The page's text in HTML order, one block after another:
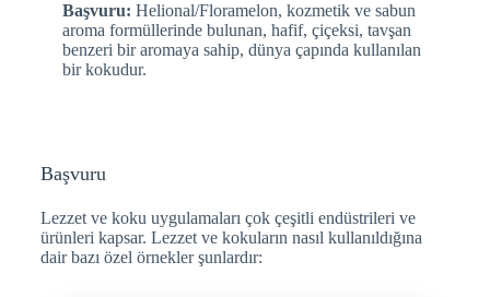
Başvuru: Helional/Floramelon, kozmetik ve sabun
aroma formüllerinde bulunan, hafif, çiçeksi, tavşan
benzeri bir aromaya sahip, dünya çapında kullanılan
bir kokudur.
Başvuru
Lezzet ve koku uygulamaları çok çeşitli endüstrileri ve
ürünleri kapsar. Lezzet ve kokuların nasıl kullanıldığına
dair bazı özel örnekler şunlardır: